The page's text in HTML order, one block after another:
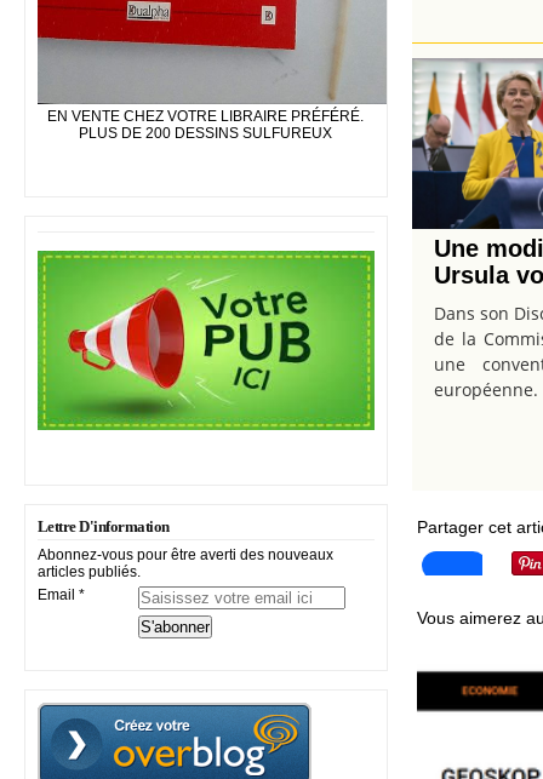
EN VENTE CHEZ VOTRE LIBRAIRE PRÉFÉRÉ.
PLUS DE 200 DESSINS SULFUREUX
Lettre D'information
Abonnez-vous pour être averti des nouveaux
articles publiés.
Email
Une
Ursula
Dans son
de la
une
européenne.
Partager cet
Vous aimerez